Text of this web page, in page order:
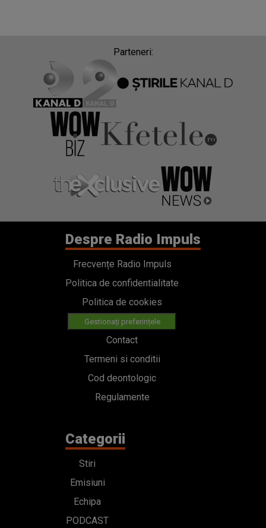
Parteneri:
Despre Radio Impuls
Frecvențe Radio Impuls
Politica de confidentialitate
Politica de cookies
Gestionați preferințele
Contact
Termeni si conditii
Cod deontologic
Regulamente
Categorii
Stiri
Emisiuni
Echipa
PODCAST